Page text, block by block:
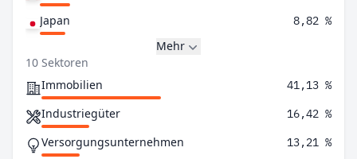
Japan 8,82 %
Mehr
10 Sektoren
Immobilien
41,13 %
Industriegüter 16,42 %
Versorgungsunternehmen 13,21 %